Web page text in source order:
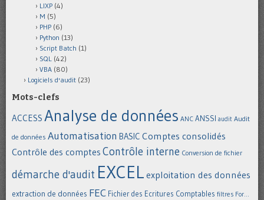
LIXP (4)
M (5)
PHP (6)
Python (13)
Script Batch (1)
SQL (42)
VBA (80)
Logiciels d'audit (23)
Mots-clefs
ACCESS Analyse de données ANC ANSSI audit Audit
de données Automatisation BASIC Comptes consolidés
Contrôle des comptes Contrôle interne Conversion de fichier
démarche d'audit EXCEL exploitation des données
extraction de données FEC Fichier des Ecritures Comptables filtres For...